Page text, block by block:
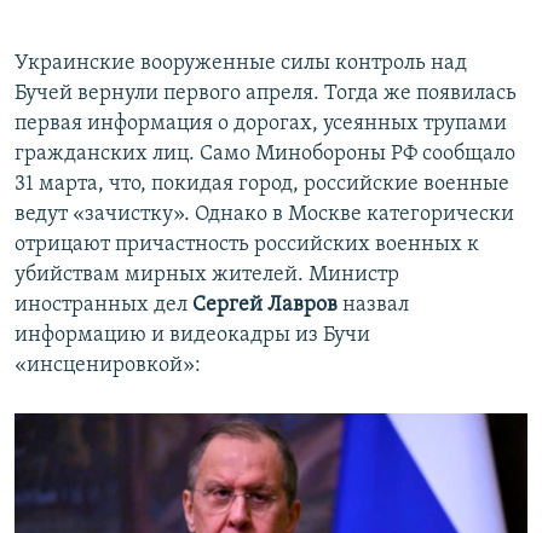
Украинские вооруженные силы контроль над
Бучей вернули первого апреля. Тогда же появилась
первая информация о дорогах, усеянных трупами
гражданских лиц. Само Минобороны РФ сообщало
31 марта, что, покидая город, российские военные
ведут «зачистку». Однако в Москве категорически
отрицают причастность российских военных к
убийствам мирных жителей. Министр
иностранных дел Сергей Лавров назвал
информацию и видеокадры из Бучи
«инсценировкой»: